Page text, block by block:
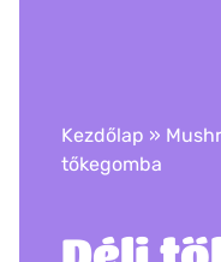
Kezdőlap »
tőkegomba